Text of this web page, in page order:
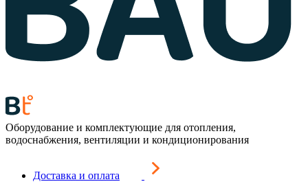
Оборудование и комплектующие для отопления,
водоснабжения, вентиляции и кондиционирования
Доставка и оплата